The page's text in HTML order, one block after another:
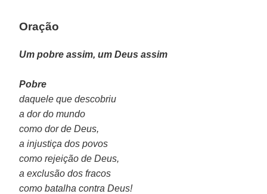
Oração
Um pobre assim, um Deus assim
Pobre
daquele que descobriu
a dor do mundo
como dor de Deus,
a injustiça dos povos
como rejeição de Deus,
a exclusão dos fracos
como batalha contra Deus!